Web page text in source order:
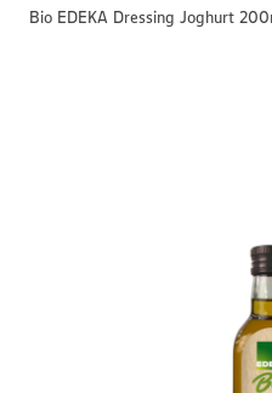
Bio EDEKA Dressing Joghurt